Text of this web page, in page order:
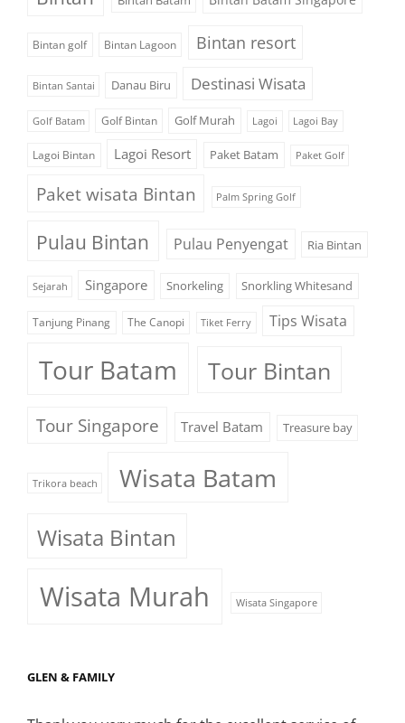
Bintan golf Bintan Lagoon Bintan resort
Bintan Santai Danau Biru Destinasi Wisata
Golf Batam Golf Bintan Golf Murah Lagoi Lagoi Bay
Lagoi Bintan Lagoi Resort Paket Batam Paket Golf
Paket wisata Bintan Palm Spring Golf
Pulau Bintan Pulau Penyengat Ria Bintan
Sejarah Singapore Snorkeling Snorkling Whitesand
Tanjung Pinang The Canopi Tiket Ferry Tips Wisata
Tour Batam Tour Bintan
Tour Singapore Travel Batam Treasure bay
Trikora beach Wisata Batam
Wisata Bintan
Wisata Murah Wisata Singapore
GLEN & FAMILY